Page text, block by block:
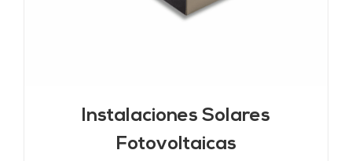
Instalaciones Solares
Fotovoltaicas